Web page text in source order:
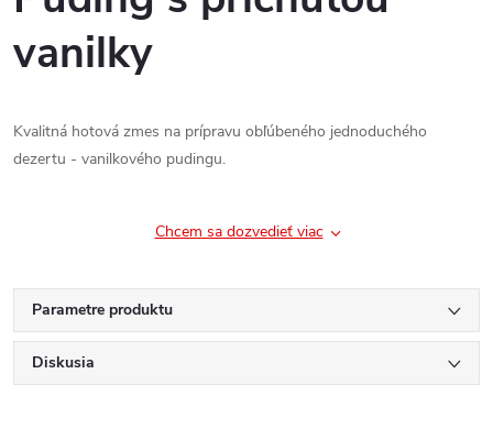
vanilky
Kvalitná hotová zmes na prípravu obľúbeného jednoduchého
dezertu - vanilkového pudingu.
Chcem sa dozvedieť viac
Parametre produktu
Diskusia